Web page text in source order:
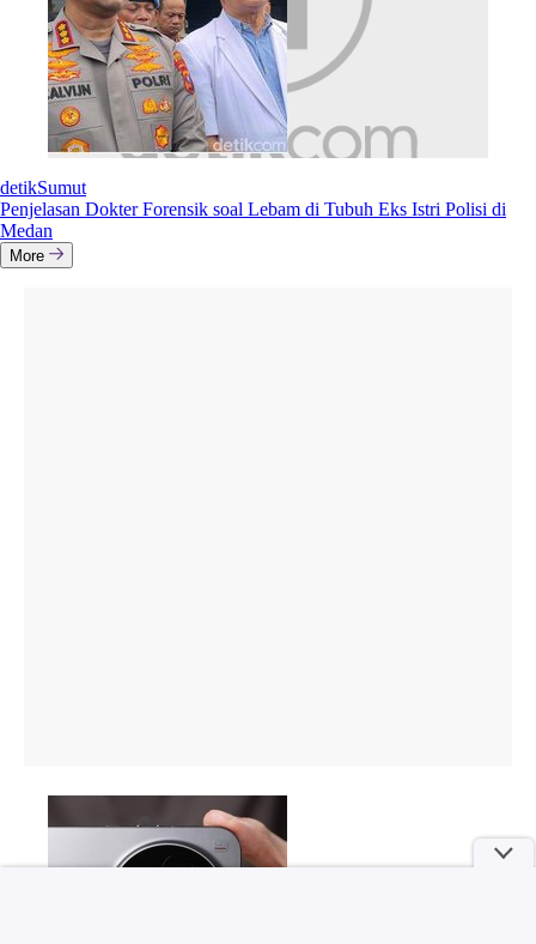
detikSumut
Penjelasan Dokter Forensik soal Lebam di Tubuh Eks Istri Polisi di
Medan
More